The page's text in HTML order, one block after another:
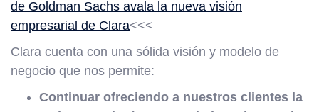
de Goldman Sachs avala la nueva visión
empresarial de Clara<<<
Clara cuenta con una sólida visión y modelo de
negocio que nos permite:
Continuar ofreciendo a nuestros clientes la